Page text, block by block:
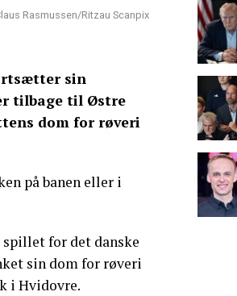
Rasmussen/Ritzau Scanpix
sin
tilbage til Østre
dom for røveri
på banen eller i
for det danske
sin dom for røveri
i Hvidovre.